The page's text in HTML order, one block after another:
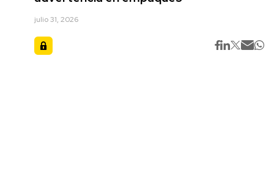
julio 31, 2026